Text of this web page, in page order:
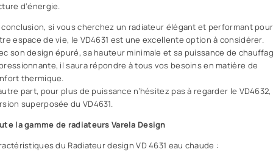
d’énergie.
conclusion, si vous cherchez un radiateur élégant et performant pour
espace de vie, le VD4631 est une excellente option à considérer.
son design épuré, sa hauteur minimale et sa puissance de
il saura répondre à tous vos besoins en matière de
thermique.
part, pour plus de puissance n’hésitez pas à regarder le VD4632,
superposée du VD4631.
la gamme de radiateurs Varela Design
du Radiateur design VD 4631 eau chaude :